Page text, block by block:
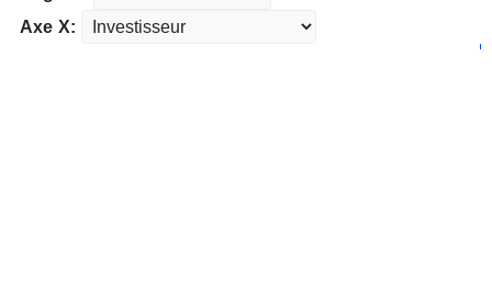
Axe X: